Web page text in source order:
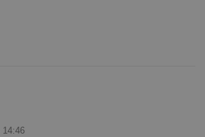
14:46